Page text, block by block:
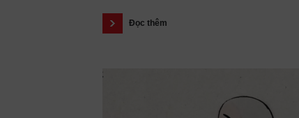
Đọc thêm